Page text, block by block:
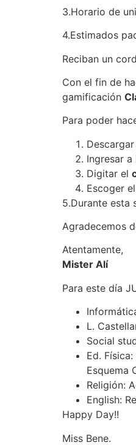
3.Horario de
4.Estimados
Reciban un
Con el fin de
gamificación
Para poder
Ingresar
Digitar el
Escoger el
5.Durante esta
Agradecemos
Atentamente,
Mister Alí
Para este día
L.
Social
Ed.
Esquema
Religión:
English:
Happy Day!!
Miss Bene.